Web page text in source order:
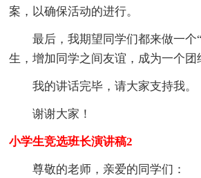
案，以确保活动的进行。
最后，我期望同学们都来做一个
生，增加同学之间友谊，成为一个团
我的讲话完毕，请大家支持我。
谢谢大家！
小学生竞选班长演讲稿2
尊敬的老师，亲爱的同学们：